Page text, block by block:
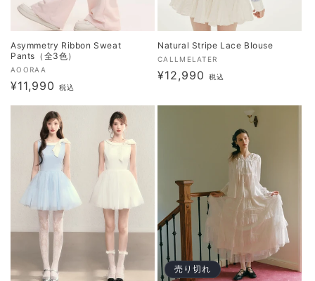
Asymmetry Ribbon Sweat
Pants（全3色）
販
売
AOORAA
通
¥11,990 税込
Natural Stripe Lace Blouse
販
売
CALLMELATER
通
価
¥12,990 税込
売り切れ